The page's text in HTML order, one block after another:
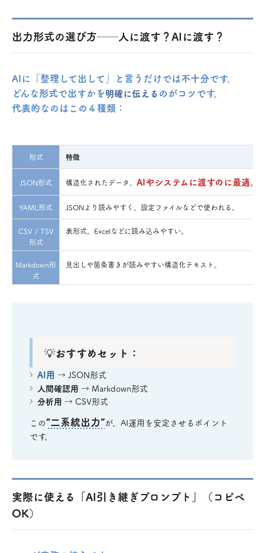
出力形式の選び方──人に渡す？AIに渡す？
AIに「整理して出して」と言うだけでは不十分です。
どんな形式で出すかを明確に伝える のがコツです。
代表的なのはこの４種類：
形式 特徴
JSON形式 構造化されたデータ。 AIやシステムに渡すのに最適。
YAML形式 JSONより読みやすく、設定ファイルなどで使われる。
CSV / TSV
形式
表形式。Excelなどに読み込みやすい。
Markdown形
式
見出しや箇条書きが読みやすい構造化テキスト。
💡おすすめセット：
AI用 → JSON形式
人間確認用 → Markdown形式
分析用 → CSV形式
この“二系統出力”が、AI運用を安定させるポイント
です。
実際に使える「AI引き継ぎプロンプト」（コピペ
OK）